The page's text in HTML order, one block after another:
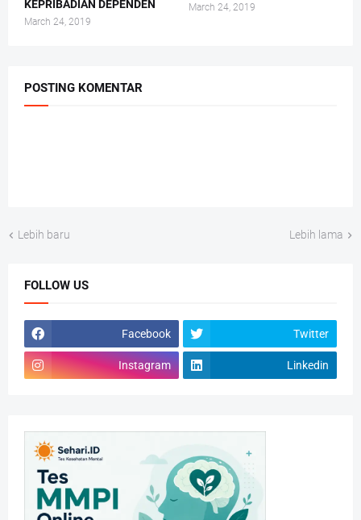
KEPRIBADIAN DEPENDEN
March 24, 2019
March 24, 2019
POSTING KOMENTAR
Lebih baru Lebih lama
FOLLOW US
Facebook Twitter
Instagram Linkedin